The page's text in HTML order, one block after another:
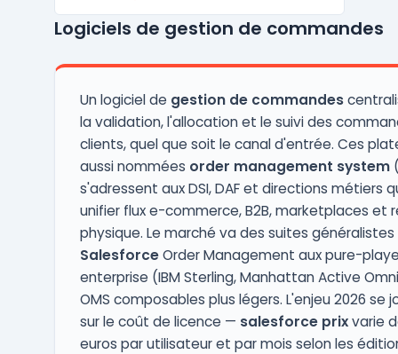
marketing, des opérations, de la finance et
...
Logiciels de gestion de commandes
Un logiciel de gestion de commandes
la validation, l'allocation et le suivi des
clients, quel que soit le canal d'entrée. Ces
aussi nommées order management system
s'adressent aux DSI, DAF et directions métiers
unifier flux e-commerce, B2B, marketplaces et
physique. Le marché va des suites
SalesforceOrder Management aux pure-
enterprise (IBM Sterling, Manhattan Active
OMS composables plus légers. L'enjeu 2026 se
sur le coût de licence — salesforce prixvarie
euros par utilisateur et par mois selon les